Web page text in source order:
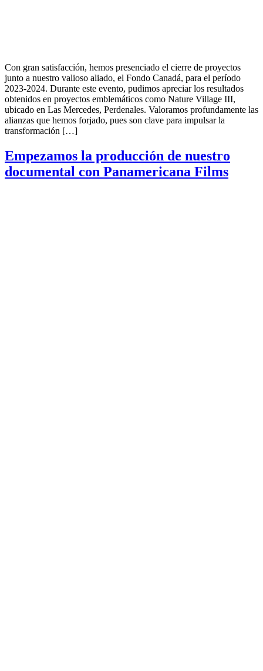
Con gran satisfacción, hemos presenciado el cierre de proyectos
junto a nuestro valioso aliado, el Fondo Canadá, para el período
2023-2024. Durante este evento, pudimos apreciar los resultados
obtenidos en proyectos emblemáticos como Nature Village III,
ubicado en Las Mercedes, Perdenales. Valoramos profundamente las
alianzas que hemos forjado, pues son clave para impulsar la
transformación […]
Empezamos la producción de nuestro
documental con Panamericana Films